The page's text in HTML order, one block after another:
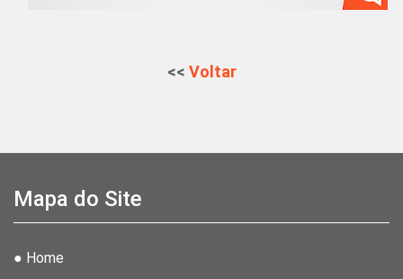
<< Voltar
Mapa do Site
● Home